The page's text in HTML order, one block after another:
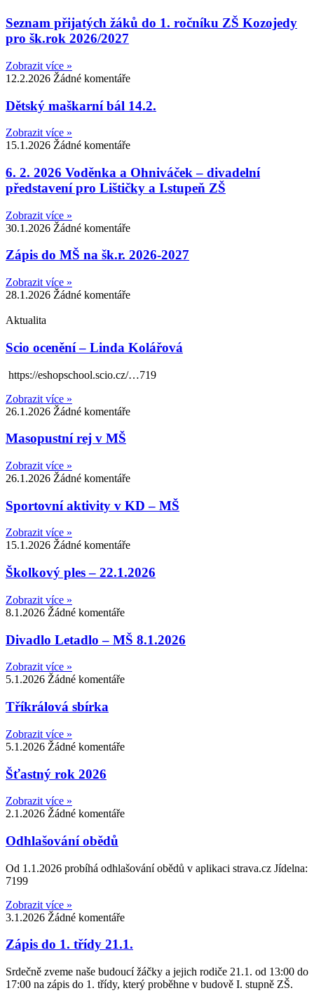
Seznam přijatých žáků do 1. ročníku ZŠ Kozojedy
pro šk.rok 2026/2027
Zobrazit více »
12.2.2026 Žádné komentáře
Dětský maškarní bál 14.2.
Zobrazit více »
15.1.2026 Žádné komentáře
6. 2. 2026 Voděnka a Ohniváček – divadelní
představení pro Lištičky a I.stupeň ZŠ
Zobrazit více »
30.1.2026 Žádné komentáře
Zápis do MŠ na šk.r. 2026-2027
Zobrazit více »
28.1.2026 Žádné komentáře
Aktualita
Scio ocenění – Linda Kolářová
https://eshopschool.scio.cz/…719
Zobrazit více »
26.1.2026 Žádné komentáře
Masopustní rej v MŠ
Zobrazit více »
26.1.2026 Žádné komentáře
Sportovní aktivity v KD – MŠ
Zobrazit více »
15.1.2026 Žádné komentáře
Školkový ples – 22.1.2026
Zobrazit více »
8.1.2026 Žádné komentáře
Divadlo Letadlo – MŠ 8.1.2026
Zobrazit více »
5.1.2026 Žádné komentáře
Tříkrálová sbírka
Zobrazit více »
5.1.2026 Žádné komentáře
Šťastný rok 2026
Zobrazit více »
2.1.2026 Žádné komentáře
Odhlašování obědů
Od 1.1.2026 probíhá odhlašování obědů v aplikaci strava.cz Jídelna:
7199
Zobrazit více »
3.1.2026 Žádné komentáře
Zápis do 1. třídy 21.1.
Srdečně zveme naše budoucí žáčky a jejich rodiče 21.1. od 13:00 do
17:00 na zápis do 1. třídy, který proběhne v budově I. stupně ZŠ.